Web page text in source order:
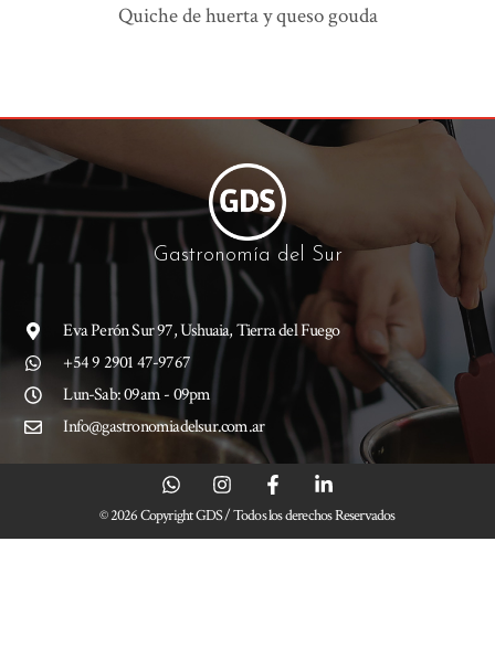
quiche de huerta y queso gouda
Gastronomía del Sur
Eva Perón Sur 97, Ushuaia, Tierra del Fuego
+54 9 2901 47-9767
Lun-Sab: 09am - 09pm
Info@gastronomiadelsur.com.ar
© 2026 Copyright GDS / Todos los derechos Reservados